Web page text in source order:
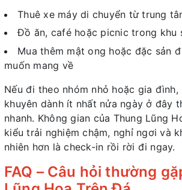
Thuê xe máy di chuyển từ trung
Đồ ăn, café hoặc picnic trong khu
Mua thêm mật ong hoặc đặc sản
muốn mang về
Nếu đi theo nhóm nhỏ hoặc gia đình,
khuyên dành ít nhất nửa ngày ở đây
nhanh. Không gian của Thung Lũng
kiểu trải nghiệm chậm, nghỉ ngơi và
nhiên hơn là check-in rồi rời đi ngay.
FAQ – Câu hỏi thường